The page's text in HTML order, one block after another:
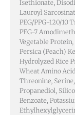
Isethionate,
Lauroyl
PEG/PPG-120/
PEG-7
Vegetable
Persica (Peach)
Hydrolyzed Rice
Wheat Amino
Threonine,
Propanediol,
Benzoate,